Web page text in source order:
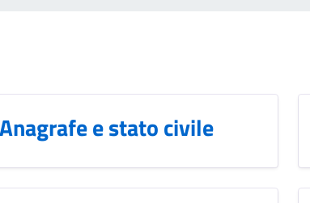
Anagrafe e stato civile